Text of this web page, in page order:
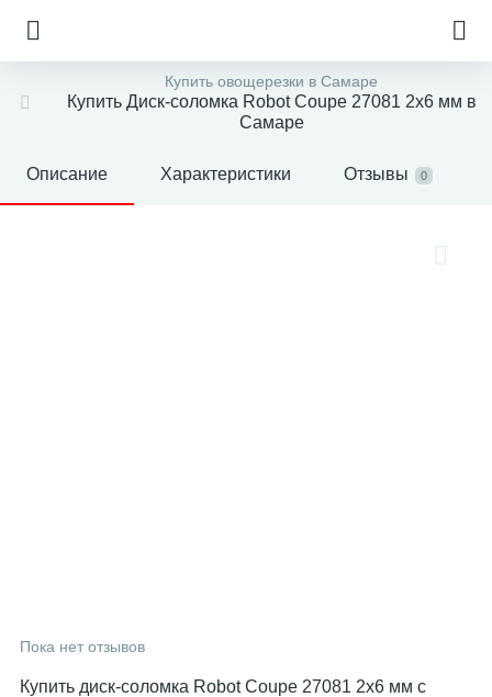
Купить овощерезки в Самаре
Купить Диск-соломка Robot Coupe 27081 2x6 мм в
Самаре
Описание Характеристики Отзывы 0
Пока нет отзывов
Купить диск-соломка Robot Coupe 27081 2x6 мм с